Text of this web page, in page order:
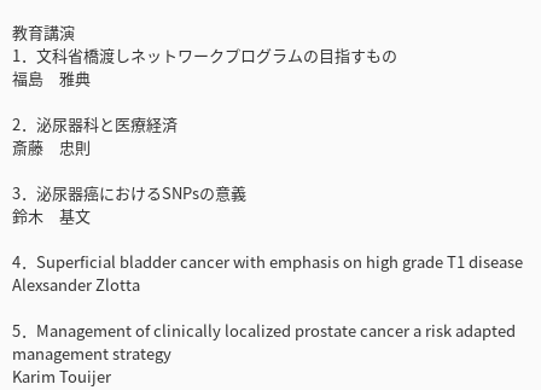
教育講演
1．文科省橋渡しネットワークプログラムの目指すもの
福島 雅典
2．泌尿器科と医療経済
斎藤 忠則
3．泌尿器癌におけるSNPsの意義
鈴木 基文
4．Superficial bladder cancer with emphasis on high grade T1 disease
Alexsander Zlotta
5．Management of clinically localized prostate cancer a risk adapted
management strategy
Karim Touijer